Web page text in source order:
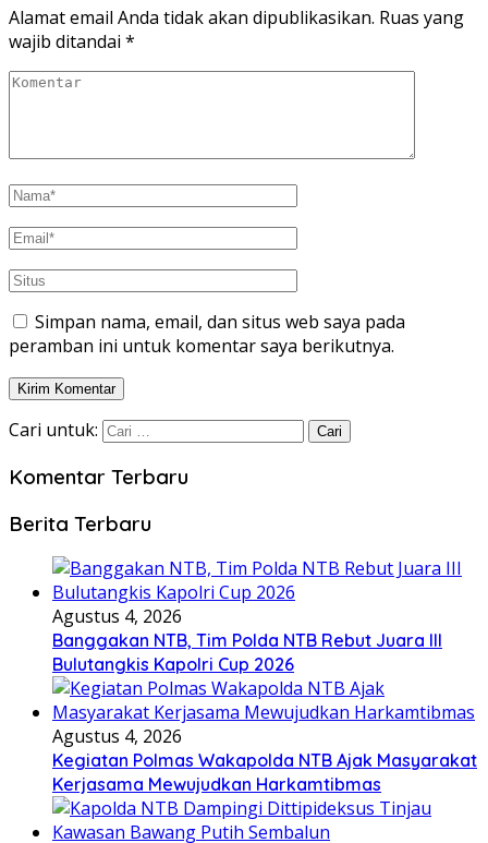
Alamat email Anda tidak akan dipublikasikan. Ruas yang
wajib ditandai *
Simpan nama, email, dan situs web saya pada
peramban ini untuk komentar saya berikutnya.
Cari untuk:
Komentar Terbaru
Berita Terbaru
Agustus 4, 2026
Banggakan NTB, Tim Polda NTB Rebut Juara III
Bulutangkis Kapolri Cup 2026
Agustus 4, 2026
Kegiatan Polmas Wakapolda NTB Ajak Masyarakat
Kerjasama Mewujudkan Harkamtibmas